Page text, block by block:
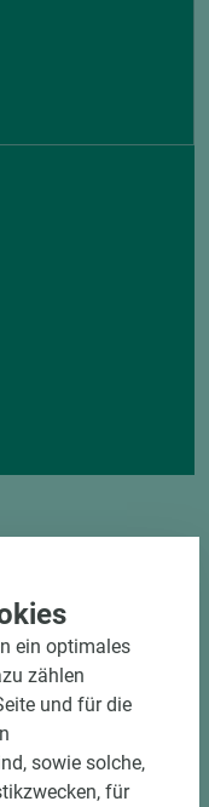
ein optimales
zählen
und für die
sowie solche,
für